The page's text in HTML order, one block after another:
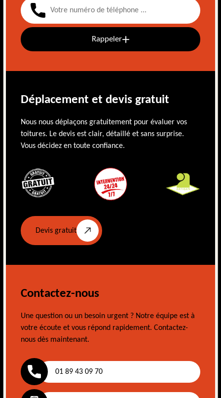
Rappeler
Déplacement et devis gratuit
Nous nous déplaçons gratuitement pour évaluer vos
toitures. Le devis est clair, détaillé et sans surprise.
Vous décidez en toute confiance.
Devis gratuit
Contactez-nous
Une question ou un besoin urgent ? Notre équipe est à
votre écoute et vous répond rapidement. Contactez-
nous dès maintenant.
01 89 43 09 70